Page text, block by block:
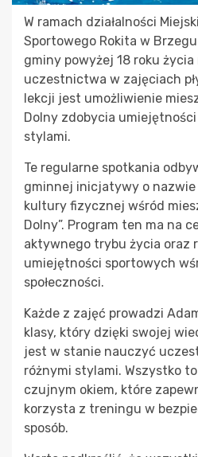
W ramach działalności
Sportowego Rokita w
gminy powyżej 18 roku
uczestnictwa w zajęciach
lekcji jest umożliwienie
Dolny zdobycia umiejętności
stylami.
Te regularne spotkania
gminnej inicjatywy o nazwie
kultury fizycznej wśród
Dolny”. Program ten ma na
aktywnego trybu życia oraz
umiejętności sportowych
społeczności.
Każde z zajęć prowadzi
klasy, który dzięki swojej
jest w stanie nauczyć
różnymi stylami. Wszystko
czujnym okiem, które
korzysta z treningu w
sposób.